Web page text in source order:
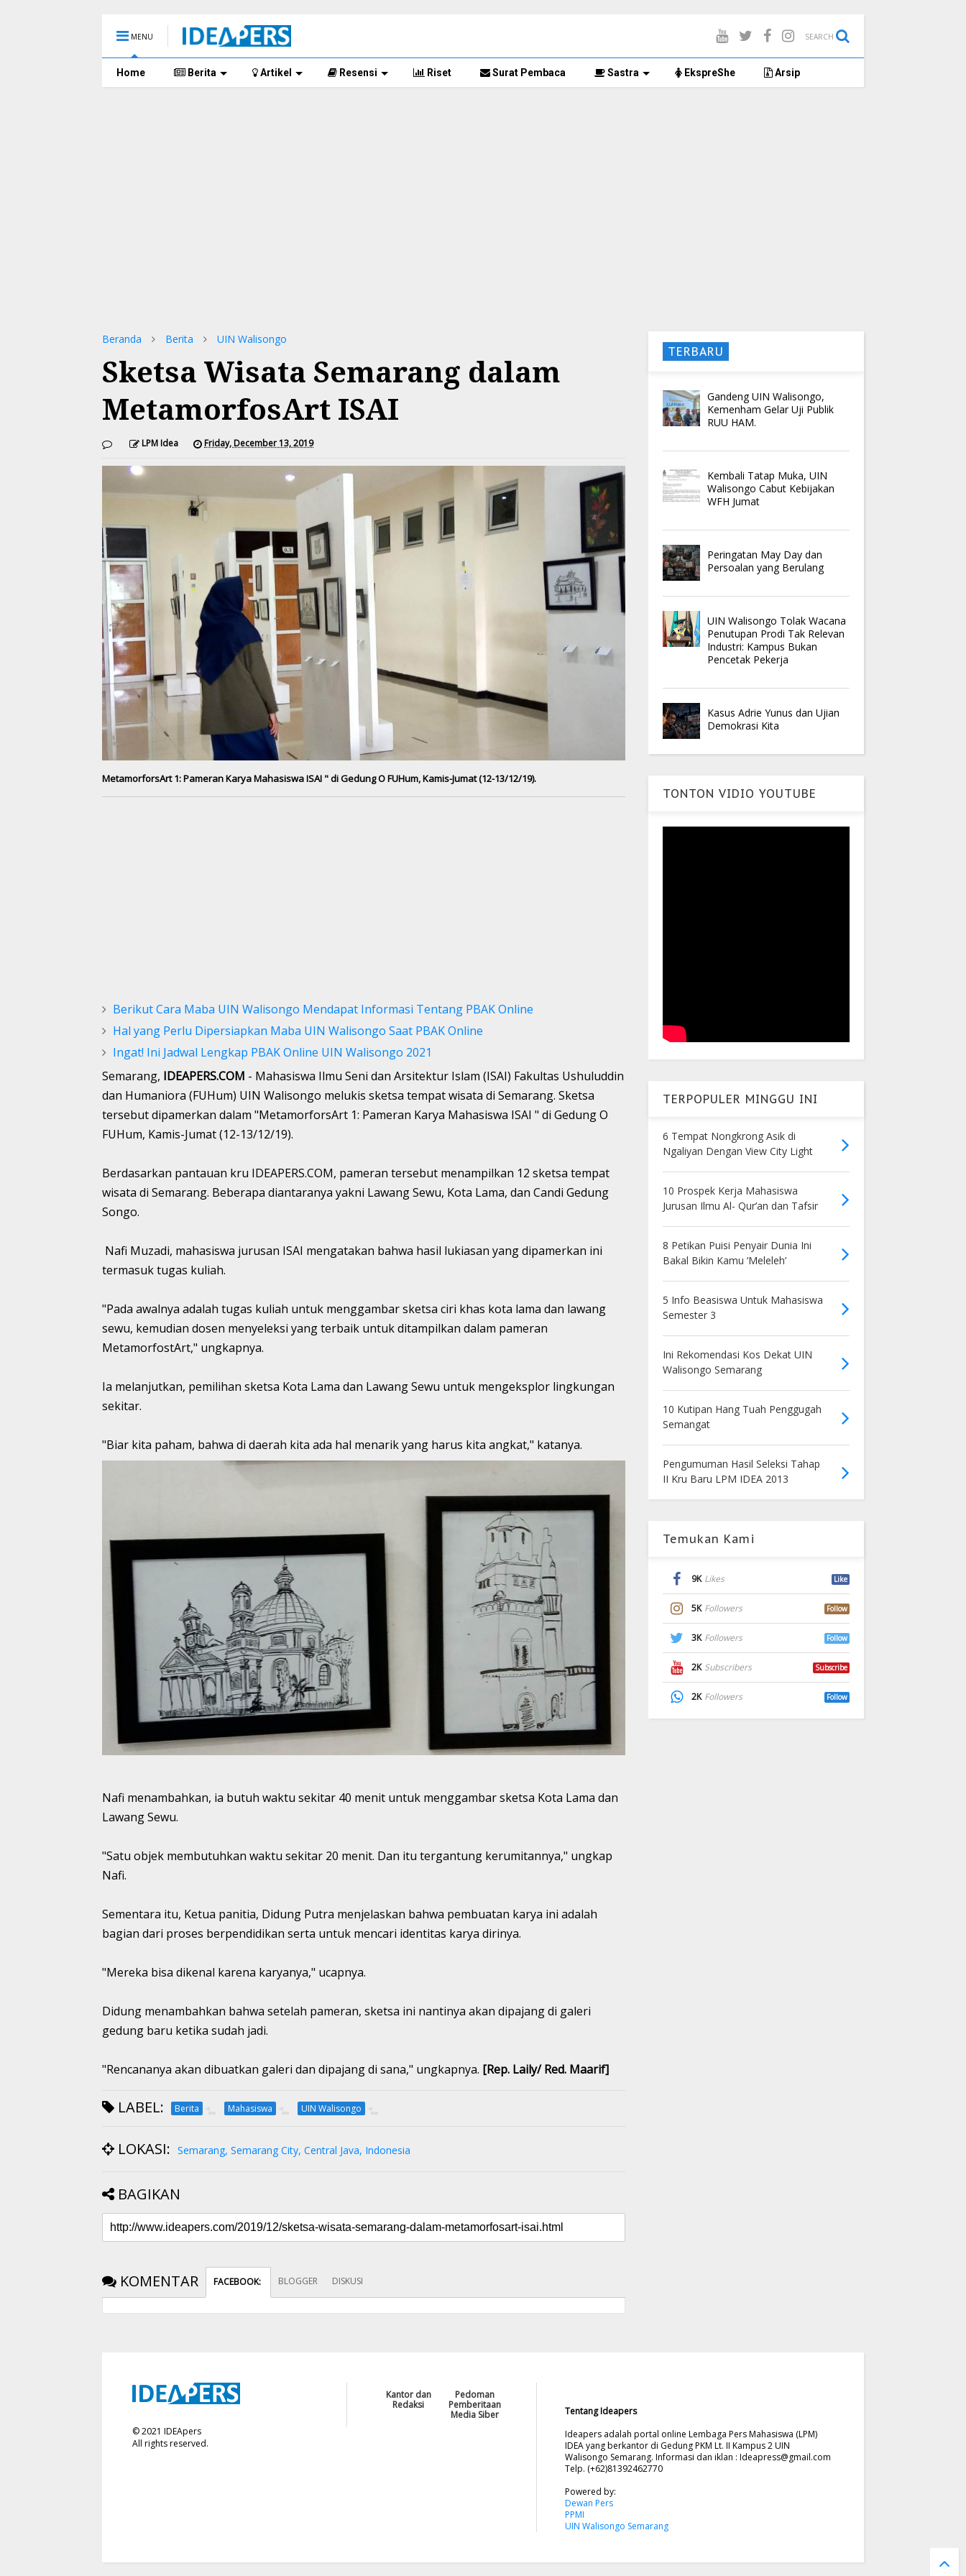
MENU SEARCH
Home Berita Artikel Resensi Riset Surat Pembaca Sastra EkspreShe Arsip
Beranda Berita UIN Walisongo
Sketsa Wisata Semarang dalam
MetamorfosArt ISAI
LPM Idea Friday, December 13, 2019
MetamorforsArt 1: Pameran Karya Mahasiswa ISAI " di Gedung O FUHum, Kamis-Jumat (12-13/12/19).
Berikut Cara Maba UIN Walisongo Mendapat Informasi Tentang PBAK Online
Hal yang Perlu Dipersiapkan Maba UIN Walisongo Saat PBAK Online
Ingat! Ini Jadwal Lengkap PBAK Online UIN Walisongo 2021
Semarang, IDEAPERS.COM - Mahasiswa Ilmu Seni dan Arsitektur Islam (ISAI) Fakultas Ushuluddin
dan Humaniora (FUHum) UIN Walisongo melukis sketsa tempat wisata di Semarang. Sketsa
tersebut dipamerkan dalam "MetamorforsArt 1: Pameran Karya Mahasiswa ISAI " di Gedung O
FUHum, Kamis-Jumat (12-13/12/19).
Berdasarkan pantauan kru IDEAPERS.COM, pameran tersebut menampilkan 12 sketsa tempat
wisata di Semarang. Beberapa diantaranya yakni Lawang Sewu, Kota Lama, dan Candi Gedung
Songo.
Nafi Muzadi, mahasiswa jurusan ISAI mengatakan bahwa hasil lukiasan yang dipamerkan ini
termasuk tugas kuliah.
"Pada awalnya adalah tugas kuliah untuk menggambar sketsa ciri khas kota lama dan lawang
sewu, kemudian dosen menyeleksi yang terbaik untuk ditampilkan dalam pameran
MetamorfostArt," ungkapnya.
Ia melanjutkan, pemilihan sketsa Kota Lama dan Lawang Sewu untuk mengeksplor lingkungan
sekitar.
"Biar kita paham, bahwa di daerah kita ada hal menarik yang harus kita angkat," katanya.
Nafi menambahkan, ia butuh waktu sekitar 40 menit untuk menggambar sketsa Kota Lama dan
Lawang Sewu.
"Satu objek membutuhkan waktu sekitar 20 menit. Dan itu tergantung kerumitannya," ungkap
Nafi.
Sementara itu, Ketua panitia, Didung Putra menjelaskan bahwa pembuatan karya ini adalah
bagian dari proses berpendidikan serta untuk mencari identitas karya dirinya.
"Mereka bisa dikenal karena karyanya," ucapnya.
Didung menambahkan bahwa setelah pameran, sketsa ini nantinya akan dipajang di galeri
gedung baru ketika sudah jadi.
"Rencananya akan dibuatkan galeri dan dipajang di sana," ungkapnya. [Rep. Laily/ Red. Maarif]
LABEL: Berita Mahasiswa UIN Walisongo
LOKASI: Semarang, Semarang City, Central Java, Indonesia
BAGIKAN
KOMENTAR FACEBOOK: BLOGGER DISKUSI
TERBARU
Gandeng UIN Walisongo,
Kemenham Gelar Uji Publik
RUU HAM.
Kembali Tatap Muka, UIN
Walisongo Cabut Kebijakan
WFH Jumat
Peringatan May Day dan
Persoalan yang Berulang
UIN Walisongo Tolak Wacana
Penutupan Prodi Tak Relevan
Industri: Kampus Bukan
Pencetak Pekerja
Kasus Adrie Yunus dan Ujian
Demokrasi Kita
TONTON VIDIO YOUTUBE
TERPOPULER MINGGU INI
6 Tempat Nongkrong Asik di
Ngaliyan Dengan View City Light
10 Prospek Kerja Mahasiswa
Jurusan Ilmu Al- Qur’an dan Tafsir
8 Petikan Puisi Penyair Dunia Ini
Bakal Bikin Kamu ‘Meleleh’
5 Info Beasiswa Untuk Mahasiswa
Semester 3
Ini Rekomendasi Kos Dekat UIN
Walisongo Semarang
10 Kutipan Hang Tuah Penggugah
Semangat
Pengumuman Hasil Seleksi Tahap
II Kru Baru LPM IDEA 2013
Temukan Kami
9K Likes Like
5K Followers Follow
3K Followers Follow
2K Subscribers Subscribe
2K Followers Follow
©2021 IDEApers
All rights reserved.
Kantor dan
Redaksi
Pedoman
Pemberitaan
Media Siber
Tentang Ideapers
Ideapers adalah portal online Lembaga Pers Mahasiswa (LPM)
IDEA yang berkantor di Gedung PKM Lt. II Kampus 2 UIN
Walisongo Semarang. Informasi dan iklan :Ideapress@gmail.com
Telp. (+62)81392462770
Powered by:
Dewan Pers
PPMI
UIN Walisongo Semarang